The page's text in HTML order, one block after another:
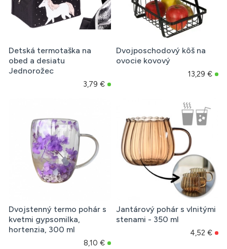
Detská termotaška na
obed a desiatu
Jednorožec
3,79 €
Dvojposchodový kôš na
ovocie kovový
13,29 €
Dvojstenný termo pohár s
kvetmi gypsomilka,
hortenzia, 300 ml
8,10 €
Jantárový pohár s vlnitými
stenami - 350 ml
4,52 €